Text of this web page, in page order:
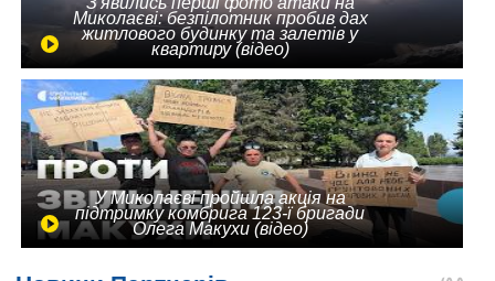
Миколаєві: безпілотник пробив дах
житлового будинку та залетів у
квартиру (відео)
У Миколаєві пройшла акція на
підтримку комбрига 123-ї бригади
Олега Макухи (відео)